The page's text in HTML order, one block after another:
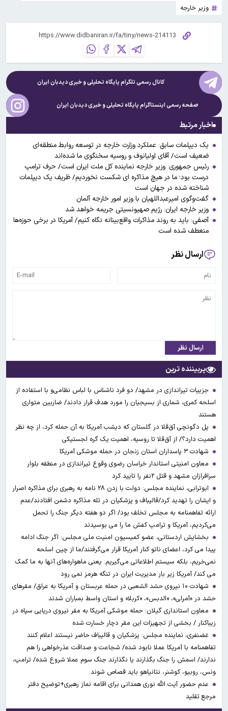
وزیر خارجه
کانال رسمی تلگرام پایگاه تحلیلی و خبریدیدبان ایران
صفحه رسمی اینستاگرام پایگاه تحلیلی و خبریدیدبان ایران
اخبار مرتبط
یک دیپلمات سابق: عملکرد وزارت خارجه در توسعه روابط منطقه‌ای
ضعیف است/ آقای اولیانوف و روسیه سخنگوی ما شده‌اند
رئیس جمهوری: وزیر خارجه نماینده کل ملت ایران است/ حرف ترامپ
درست بود؛ ما در هیچ مذاکره ای شکست نخوردیم/ ظریف یک دیپلمات
شناخته شده در جهان است
گفت‌وگوی امیرعبداللهیان با وزیر امور خارجه آلمان
وزیر خارجه ایران: رژیم صهیونسیتی جریمه خواهد شد
آصفی: باید به روند مذاکرات واقع‌بینانه نگاه کنیم/ آمریکا در برخی حوزه‌ها
منعطف شده است
ارسال نظر
ارسال نظر
پربیننده ترین
جزییات تیراندازی در مشهد/ دو فرد ناشناس با لباس نظامی‌و با استفاده از
اسلحه کمری، شماری از بسیجیان را مورد هدف قرار دادند/ ضاربین متواری
هستند
پل دگونچی آق‌قلا در گلستان که دیشب آمریکا به آن حمله کرد، از چه نظر
اهمیت دارد؟/ از آق‌قلا تا روسیه، اهمیت یک گره لجستیکی
شهادت ۳ ‌پاسداران استان زنجان در حمله موشکی آمریکا
معاون امنیتی استاندار خراسان رضوی وقوع تیراندازی در منطقه بلوار
سرافرازان مشهد و قتل ۲نفر را تایید کرد
ابوترابی، نماینده مجلس: دولت با زدن ۲۸ نامه به رهبری برای مذاکره اصرار
و ایشان را تهدید کرد/قالیباف و پزشکیان در تله مذاکره دشمن افتادند/عدم
ارائه تفاهمنامه به مجلس تخلف بود/ اگر دو هفته دیگر جنگ را تحمل
می‌کردیم، آمریکا و ترامپ کفش ما را می بوسیدند
بخشایش اردستانی، عضو کمیسیون امنیت ملی مجلس: اگر جنگ ادامه
پیدا می کرد، اعضای ناتو کنار آمریکا قرار می‌گرفتند/ما از چین اسلحه
نمی‌خریم، بلکه سیستم اطلاعاتی می‌گیریم. یعنی ماهواره‌های آنها به ما کمک
می کند/ آمریکا زیر بار مدیریت ایران در تنگه هرمز نمی رود
شهادت ۱۰ نیروی حشد الشعبی در حمله عربستان و آمریکا به عراق/ مقرهای
حشد در »آمرلی»، «الدبس»، «کربلا« و استان واسط بمباران شدند
معاون استانداری گیلان: حمله موشکی آمریکا به مقر نیروی دریایی سپاه در
زیباکنار / بخشی از تجهیزات این مقر دچار خسارت شده
غضنفری، نماینده مجلس: پزشکیان و قالیباف حاضر نیستند اعلام کنند
تفاهمنامه با آمریکا عملا نابود شده/ شجاعت و صداقت عذرخواهی را هم
ندارند/ اسمش را جنگ بگذارند یا نگذارند جنگ سوم عملا شروع شده/ ترامپ،
ونس، روبیو، کوشنر، نتانیاهو باید قصاص شوند
عدم حضور آیت الله نوری همدانی برای اقامه نماز رهبری+توضیح دفتر
مرجع تقلید